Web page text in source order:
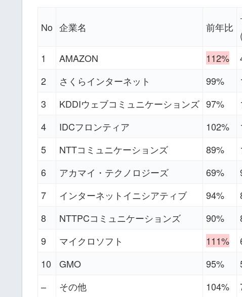
No 企業名 前年比
1
AMAZON 112%
2
さくらインターネット 99%
3
KDDIウェブコミュニケーションズ 97%
4
IDCフロンティア 102%
5
NTTコミュニケーションズ 89%
6
アカマイ・テクノロジーズ 69%
7
インターネットイニシアティブ 94%
8
NTTPCコミュニケーションズ 90%
9
マイクロソフト 111%
10
GMO 95%
–
その他 104%